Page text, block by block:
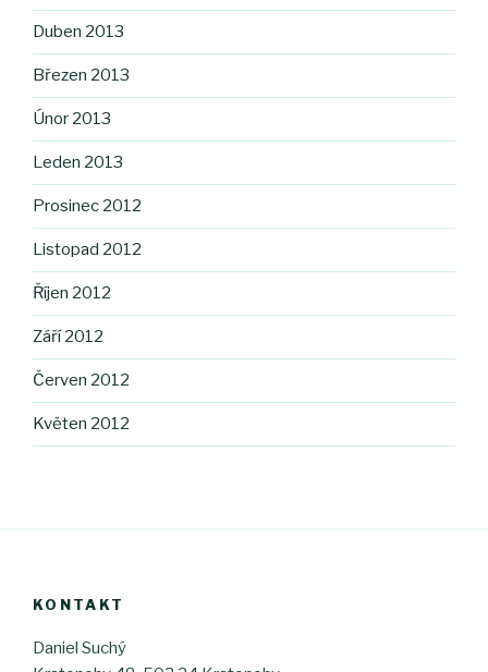
Duben 2013
Březen 2013
Únor 2013
Leden 2013
Prosinec 2012
Listopad 2012
Říjen 2012
Září 2012
Červen 2012
Květen 2012
KONTAKT
Daniel Suchý